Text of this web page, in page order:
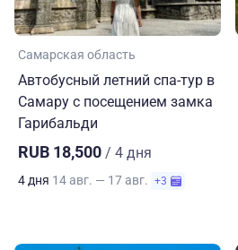
Самарская область
Автобусный летний спа-тур в
Самару с посещением замка
Гарибальди
RUB 18,500 / 4 дня
4 дня 14 авг. — 17 авг. +3